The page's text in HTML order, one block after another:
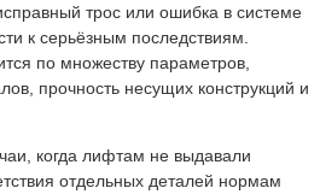
трос или ошибка в системе
к серьёзным последствиям.
по множеству параметров,
прочность несущих конструкций и
когда лифтам не выдавали
отдельных деталей нормам